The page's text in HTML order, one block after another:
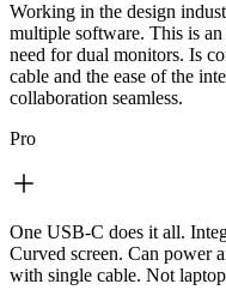
Working in the design
multiple software. This is
need for dual monitors. Is
cable and the ease of the
collaboration seamless.
Pro
One USB-C does it all.
Curved screen. Can power
with single cable. Not